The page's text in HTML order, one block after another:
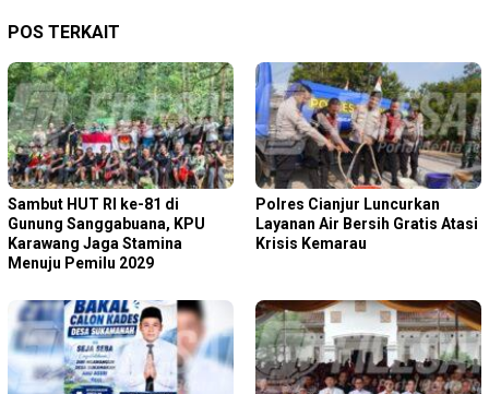
POS TERKAIT
Sambut HUT RI ke-81 di
Gunung Sanggabuana, KPU
Karawang Jaga Stamina
Menuju Pemilu 2029
Polres Cianjur Luncurkan
Layanan Air Bersih Gratis Atasi
Krisis Kemarau